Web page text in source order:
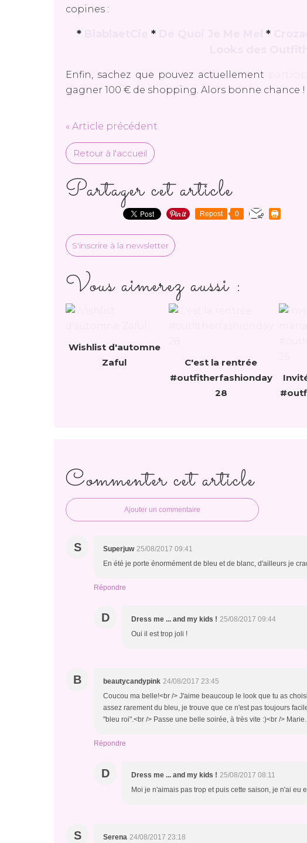
copines :
* * *
Enfin, sachez que pouvez actuellement
gagner 100 € de shopping. Alors bonne chance !
« Article précédent
Retour à l'accueil
Partager cet article
Repost 0
S'inscrire à la newsletter
Vous aimerez aussi :
Wishlist d'automne
Zaful
C'est la rentrée
#outfitherfashionday
28
Commenter cet article
Ajouter un commentaire
S Superjuw 25/08/2017 09:41
En été je porte énormément de bleu et de blanc, d'ailleurs je
Répondre
D Dress me ... and my kids ! 25/08/2017 09:44
Oui il est trop joli !
B beautycandypink 24/08/2017 23:45
Coucou ma belle!<br /> J'aime beaucoup le look que tu as
assez rarement du bleu, je trouve que ce n'est pas toujours
"bleu roi".<br /> Passe une belle soirée, à très vite :)<br /> Marie.
Répondre
D Dress me ... and my kids ! 25/08/2017 08:11
Moi je n'aimais pas trop et puis cette saison, je n'ai eu
S Serena 24/08/2017 23:18